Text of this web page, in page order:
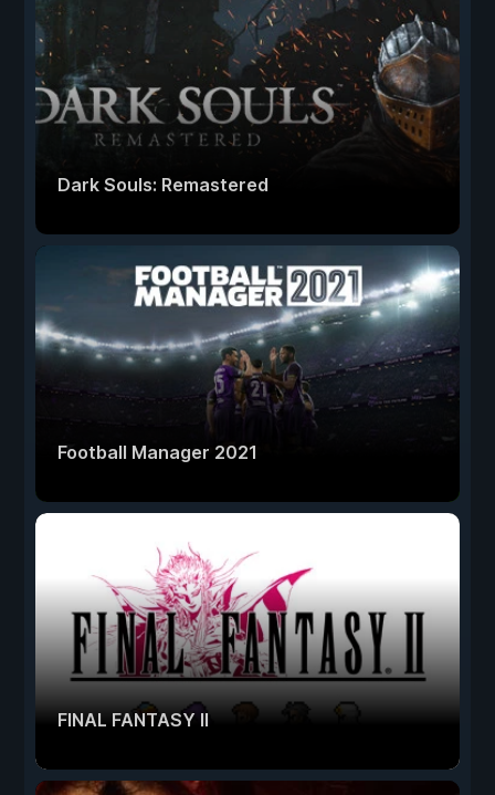
Dark Souls: Remastered
Football Manager 2021
FINAL FANTASY II